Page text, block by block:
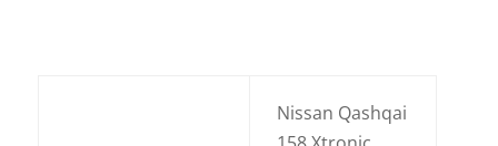
Nissan Qashqai